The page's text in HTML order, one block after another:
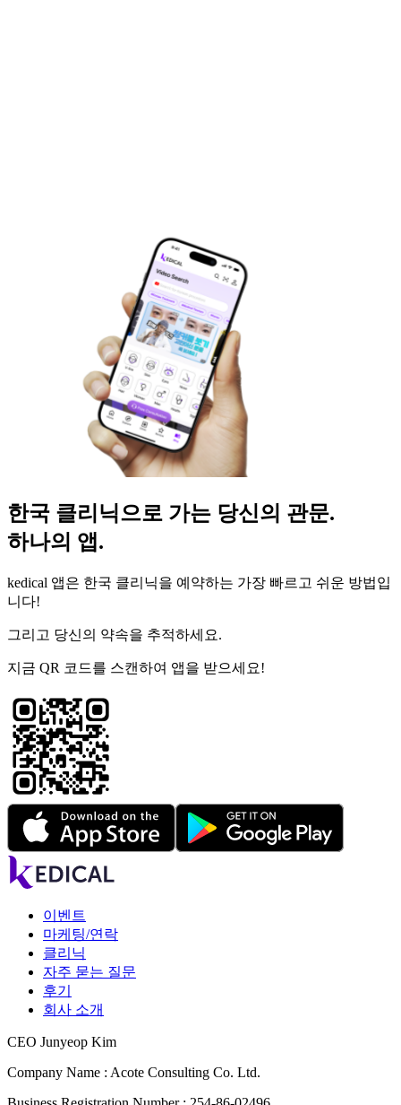
한국 클리닉으로 가는 당신의 관문.
하나의 앱.
kedical 앱은 한국 클리닉을 예약하는 가장 빠르고 쉬운 방법입
니다!
그리고 당신의 약속을 추적하세요.
지금 QR 코드를 스캔하여 앱을 받으세요!
이벤트
마케팅/연락
클리닉
자주 묻는 질문
후기
회사 소개
CEO Junyeop Kim
Company Name : Acote Consulting Co. Ltd.